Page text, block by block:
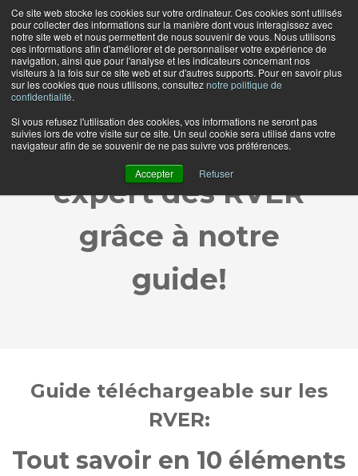
Ce site web stocke les cookies sur votre ordinateur. Ces cookies sont utilisés
pour collecter des informations sur la manière dont vous interagissez avec
notre site web et nous permettent de nous souvenir de vous. Nous utilisons
ces informations afin d'améliorer et de personnaliser votre expérience de
navigation, ainsi que pour l'analyse et les indicateurs concernant nos
visiteurs à la fois sur ce site web et sur d'autres supports. Pour en savoir plus
sur les cookies que nous utilisons, consulteznotre politique de
confidentialité.
Si vous refusez l'utilisation des cookies, vos informations ne seront pas
suivies lors de votre visite sur ce site. Un seul cookie sera utilisé dans votre
navigateur afin de se souvenir de ne pas suivre vos préférences.
Accepter Refuser
Devenez un
expert des RVER
grâce à notre
guide!
Guide téléchargeable sur les
RVER:
Tout savoir en 10 éléments